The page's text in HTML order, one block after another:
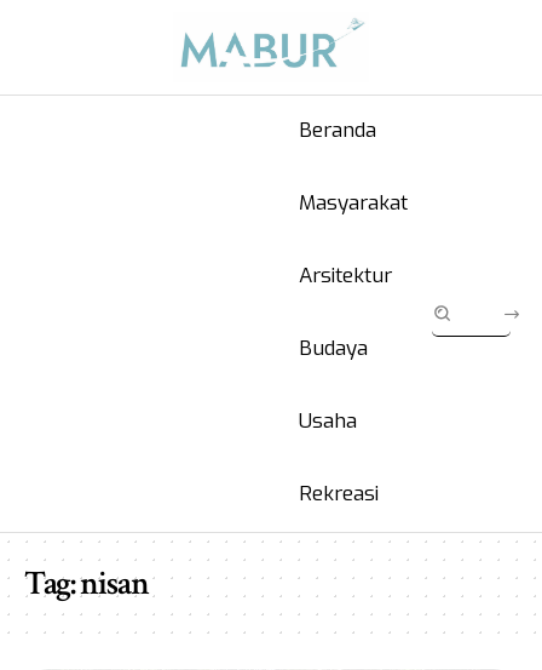
Beranda
Masyarakat
Arsitektur
Budaya
Usaha
Rekreasi
Tag:nisan